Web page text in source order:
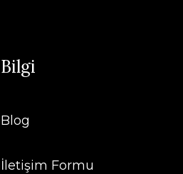
Bilgi
Blog
İletişim Formu